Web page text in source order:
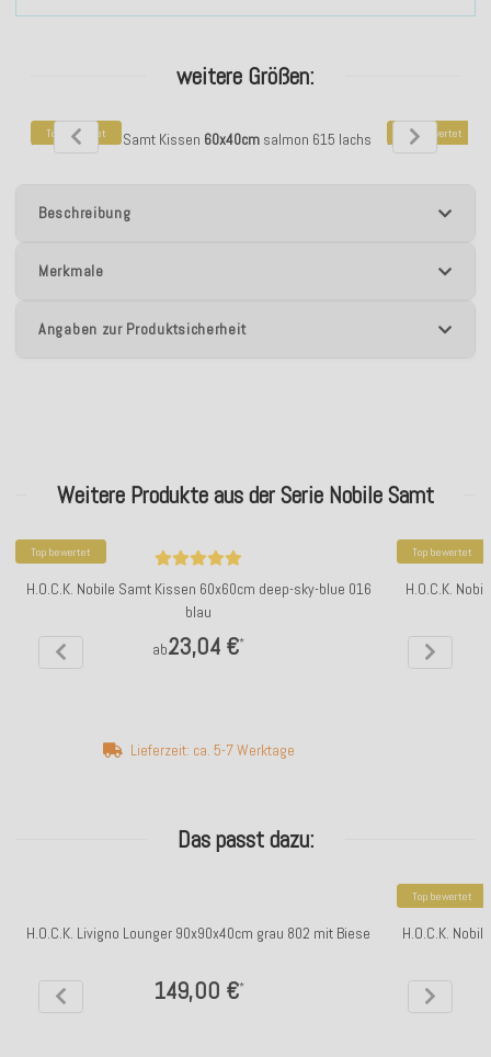
weitere Größen:
Top bewertet
H.O.C.K. Nobile Samt Kissen 60x40cm salmon 615 lachs Top bewertet
H.O.C.K. Nobile
Beschreibung
Merkmale
Angaben zur Produktsicherheit
Weitere Produkte aus der Serie Nobile Samt
Top bewertet
H.O.C.K. Nobile Samt Kissen 60x60cm deep-sky-blue 016
blau
ab23,04 €*
Lieferzeit: ca. 5-7 Werktage
Top bewertet
H.O.C.K.
Das passt dazu:
H.O.C.K. Livigno Lounger 90x90x40cm grau 802 mit Biese
149,00 €*
Top bewertet
H.O.C.K.